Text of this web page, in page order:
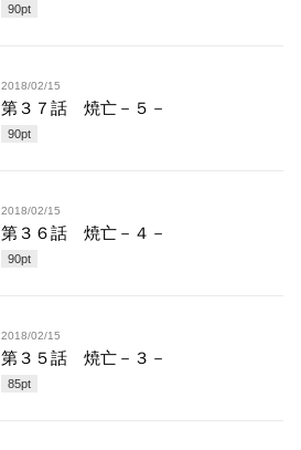
90pt
2018/02/15
第３７話 焼亡－５－
90pt
2018/02/15
第３６話 焼亡－４－
90pt
2018/02/15
第３５話 焼亡－３－
85pt